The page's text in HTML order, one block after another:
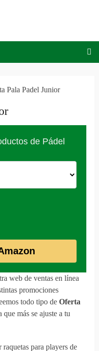
Pala Padel Junior
de Pádel
web de ventas en línea
promociones
todo tipo deOferta
que más se ajuste a tu
para players de